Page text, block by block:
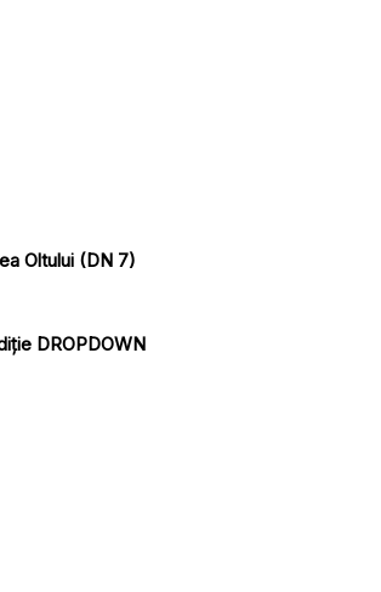
Oltului (DN 7)
DROPDOWN